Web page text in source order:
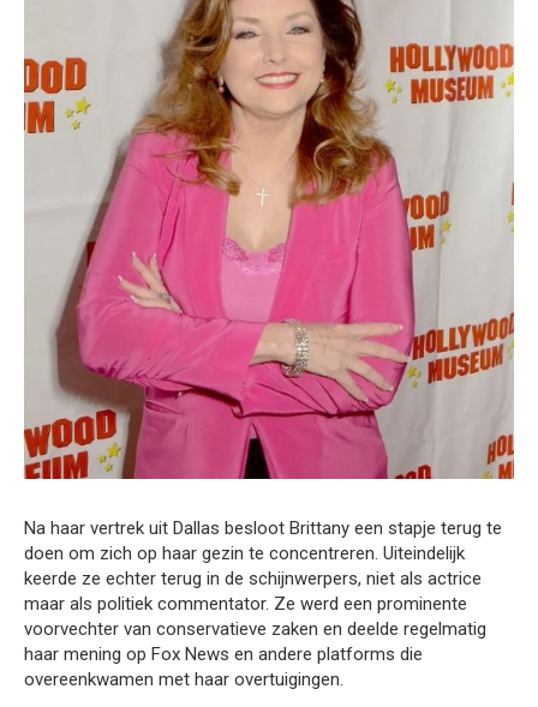
Na haar vertrek uit Dallas besloot Brittany een stapje terug te
doen om zich op haar gezin te concentreren. Uiteindelijk
keerde ze echter terug in de schijnwerpers, niet als actrice
maar als politiek commentator. Ze werd een prominente
voorvechter van conservatieve zaken en deelde regelmatig
haar mening op Fox News en andere platforms die
overeenkwamen met haar overtuigingen.